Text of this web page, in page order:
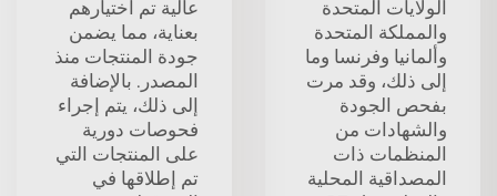
الولايات المتحدة
والمملكة المتحدة
وألمانيا وفرنسا وما
إلى ذلك، وقد مرت
بفحص الجودة
والشهادات من
المنظمات ذات
المصداقية المحلية
عالية تم اختيارهم
بعناية، مما يضمن
جودة المنتجات منذ
المصدر. بالإضافة
إلى ذلك، يتم إجراء
فحوصات دورية
على المنتجات التي
تم إطلاقها في